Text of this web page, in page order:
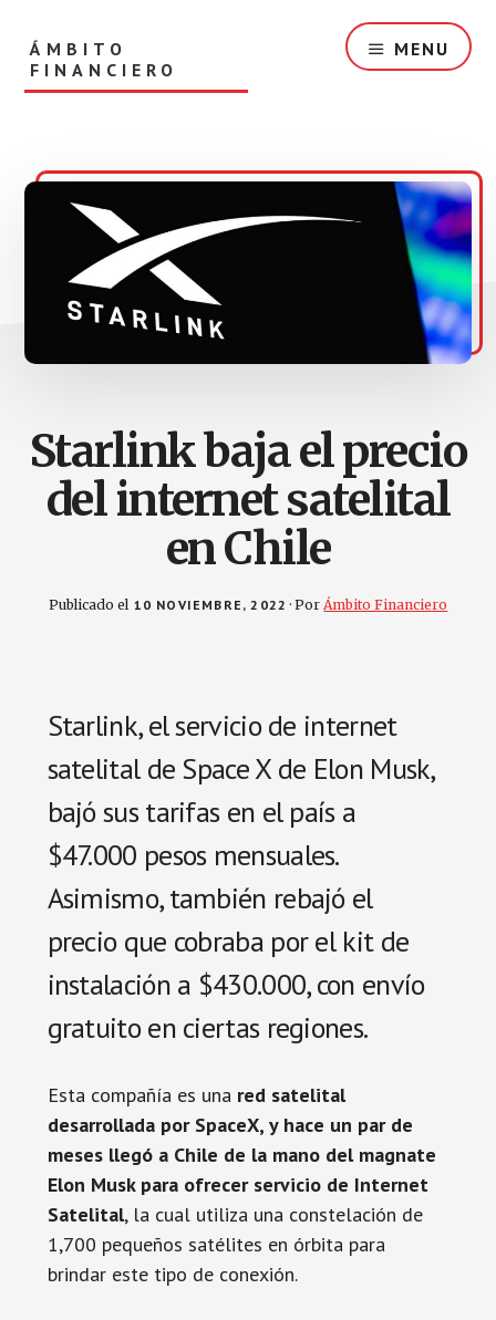
contentÁMBITO
FINANCIERO
bolsa
MENU
Starlink baja el precio
del internet satelital
en Chile
Publicado el 10 NOVIEMBRE, 2022 · Por Ámbito Financiero
Starlink, el servicio de internet
satelital de Space X de Elon Musk,
bajó sus tarifas en el país a
$47.000 pesos mensuales.
Asimismo, también rebajó el
precio que cobraba por el kit de
instalación a $430.000, con envío
gratuito en ciertas regiones.
Esta compañía es una red satelital
desarrollada por SpaceX, y hace un par de
meses llegó a Chile de la mano del magnate
Elon Musk para ofrecer servicio de Internet
Satelital, la cual utiliza una constelación de
1,700 pequeños satélites en órbita para
brindar este tipo de conexión.